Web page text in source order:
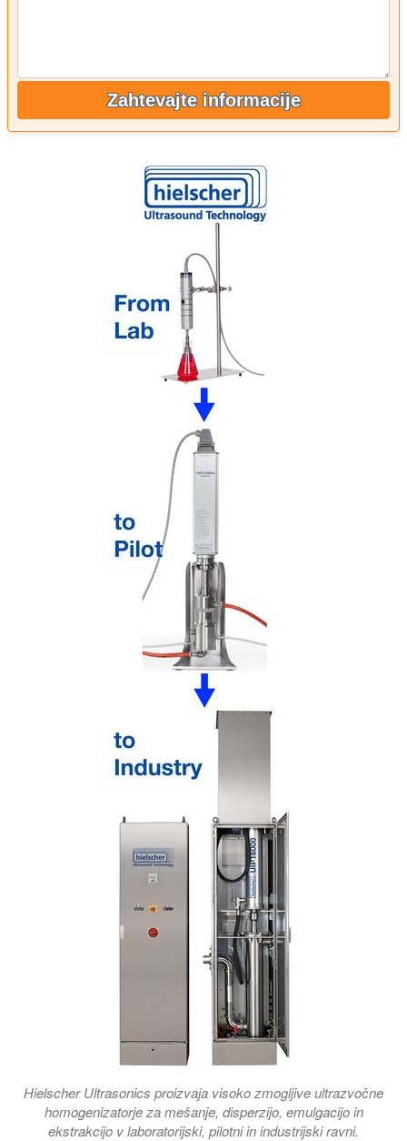
Zahtevajte informacije
Hielscher Ultrasonics proizvaja visoko zmogljive ultrazvočne
homogenizatorje za mešanje, disperzijo, emulgacijo in
ekstrakcijo v laboratorijski, pilotni in industrijski ravni.